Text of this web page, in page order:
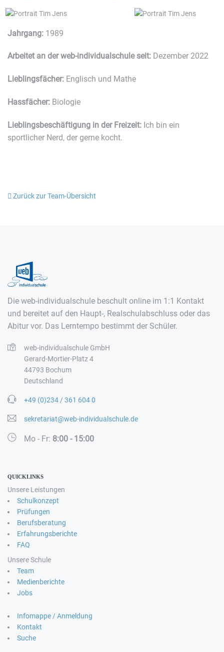
Jahrgang: 1989
Arbeitet an der web-individualschule seit: Dezember 2022
Lieblingsfächer: Englisch und Mathe
Hassfächer: Biologie
Lieblingsbeschäftigung in der Freizeit: Ich bin ein
sportlicher Nerd, der gerne kocht.
Zurück zur Team-Übersicht
Die web-individualschule beschult online im 1:1 Kontakt
und bereitet auf den Haupt-, Realschulabschluss oder das
Abitur vor. Das Lerntempo bestimmt der Schüler.
web-individualschule GmbH
Gerard-Mortier-Platz 4
44793 Bochum
Deutschland
+49 (0)234 / 361 604 0
sekretariat@web-individualschule.de
Mo - Fr: 8:00 - 15:00
QUICKLINKS
Unsere Leistungen
Schulkonzept
Prüfungen
Berufsberatung
Erfahrungsberichte
FAQ
Unsere Schule
Team
Medienberichte
Jobs
Infomappe / Anmeldung
Kontakt
Suche